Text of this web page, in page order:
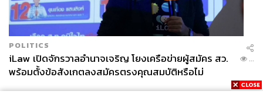
POLITICS
iLaw เปิดจักรวาลอำนาจเจริญ โยงเครือข่ายผู้สมัคร สว.
พร้อมตั้งข้อสังเกตลงสมัครตรงคุณสมบัติหรือไม่
...